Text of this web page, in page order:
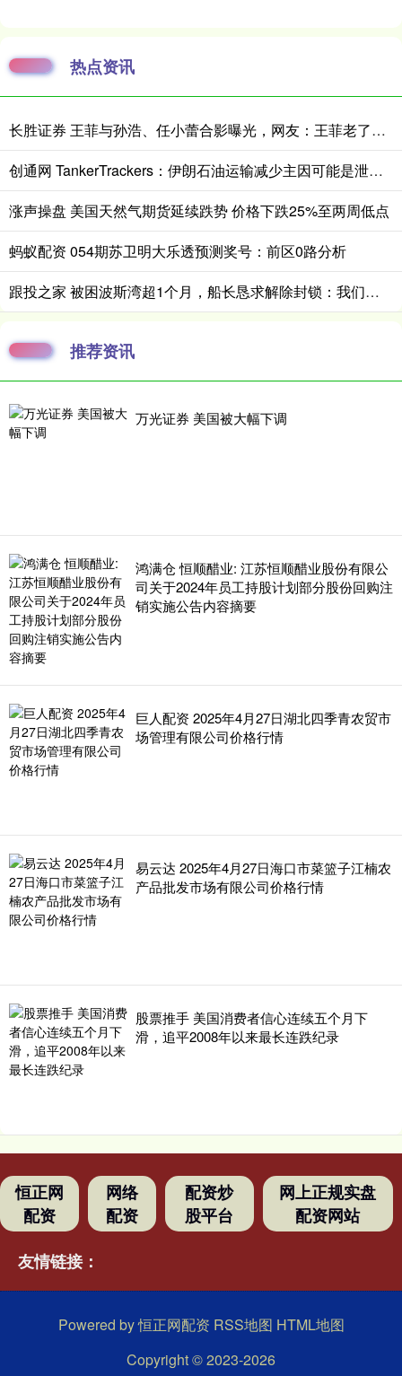
热点资讯
长胜证券 王菲与孙浩、任小蕾合影曝光，网友：王菲老了，眼角下垂皱纹明显
创通网 TankerTrackers：伊朗石油运输减少主因可能是泄漏事故 而非美国封锁
涨声操盘 美国天然气期货延续跌势 价格下跌25%至两周低点
蚂蚁配资 054期苏卫明大乐透预测奖号：前区0路分析
跟投之家 被困波斯湾超1个月，船长恳求解除封锁：我们只是海员，不是士兵
推荐资讯
万光证券 美国被大幅下调
鸿满仓 恒顺醋业: 江苏恒顺醋业股份有限公
司关于2024年员工持股计划部分股份回购注
销实施公告内容摘要
巨人配资 2025年4月27日湖北四季青农贸市
场管理有限公司价格行情
易云达 2025年4月27日海口市菜篮子江楠农
产品批发市场有限公司价格行情
股票推手 美国消费者信心连续五个月下
滑，追平2008年以来最长连跌纪录
恒正网
配资
网络
配资
配资炒
股平台
网上正规实盘
配资网站
友情链接：
Powered by恒正网配资 RSS地图 HTML地图
Copyright© 2023-2026